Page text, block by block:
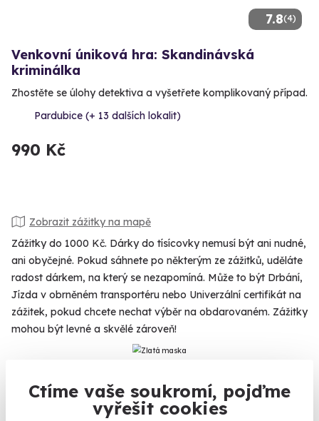
Ctíme vaše soukromí, pojďme
vyřešit cookies
7.8(4)
Venkovní úniková hra: Skandinávská
kriminálka
Zhostěte se úlohy detektiva a vyšetřete komplikovaný případ.
Pardubice (+ 13 dalších lokalit)
990 Kč
Zobrazit zážitky na mapě
Zážitky do 1000 Kč. Dárky do tísícovky nemusí být ani nudné,
ani obyčejné. Pokud sáhnete po některým ze zážitků, uděláte
radost dárkem, na který se nezapomíná. Může to být Drbání,
Jízda v obrněném transportéru nebo Univerzální certifikát na
zážitek, pokud chcete nechat výběr na obdarovaném. Zážitky
mohou být levné a skvělé zároveň!
Na heureka.cz máme
96% spokojenost zákazníků.